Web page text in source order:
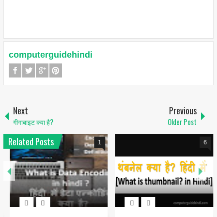
computerguidehindi
Next
गीगाबाइट क्या है?
Previous
Older Post
Related Posts 1